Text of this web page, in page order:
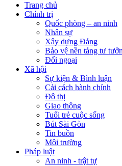
Trang chủ
Chính trị
Quốc phòng – an ninh
Nhân sự
Xây dựng Đảng
Bảo vệ nền tảng tư
Đối ngoại
Xã hội
Sự kiện & Bình luận
Cải cách hành chính
Đô thị
Giao thông
Tuổi trẻ cuộc sống
Bút Sài Gòn
Tin buồn
Môi trường
Pháp luật
An ninh - trật tự